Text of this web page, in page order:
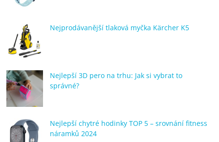
Nejprodávanější tlaková myčka Kärcher K5
Nejlepší 3D pero na trhu: Jak si vybrat to
správné?
Nejlepší chytré hodinky TOP 5 – srovnání fitness
náramků 2024